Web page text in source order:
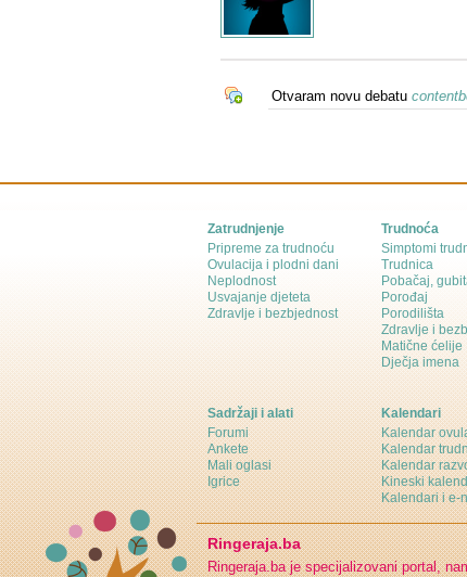
Otvaram novu debatu
Zatrudnjenje
Pripreme za trudnoću
Ovulacija i plodni dani
Neplodnost
Usvajanje djeteta
Zdravlje i bezbjednost
Trudnoća
Simptomi
Trudnica
Pobačaj,
Porođaj
Porodilišta
Zdravlje i
Matične ćelije
Dječja imena
Sadržaji i alati
Forumi
Ankete
Mali oglasi
Igrice
Kalendari
Kalendar
Kalendar
Kalendar
Kineski
Kalendari i e-
Ringeraja.ba
Ringeraja.ba je specijalizovani portal,